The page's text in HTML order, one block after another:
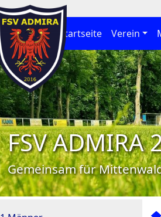
Startseite Verein
FSV ADMIRA
Gemeinsam für